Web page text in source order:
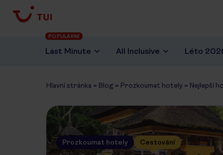
Last Minute
POPULÁRNÍ
All Inclusive Léto
Hlavní stránka » Blog » Prozkoumat hotely » Nejlepší
Prozkoumat hotely Cestování